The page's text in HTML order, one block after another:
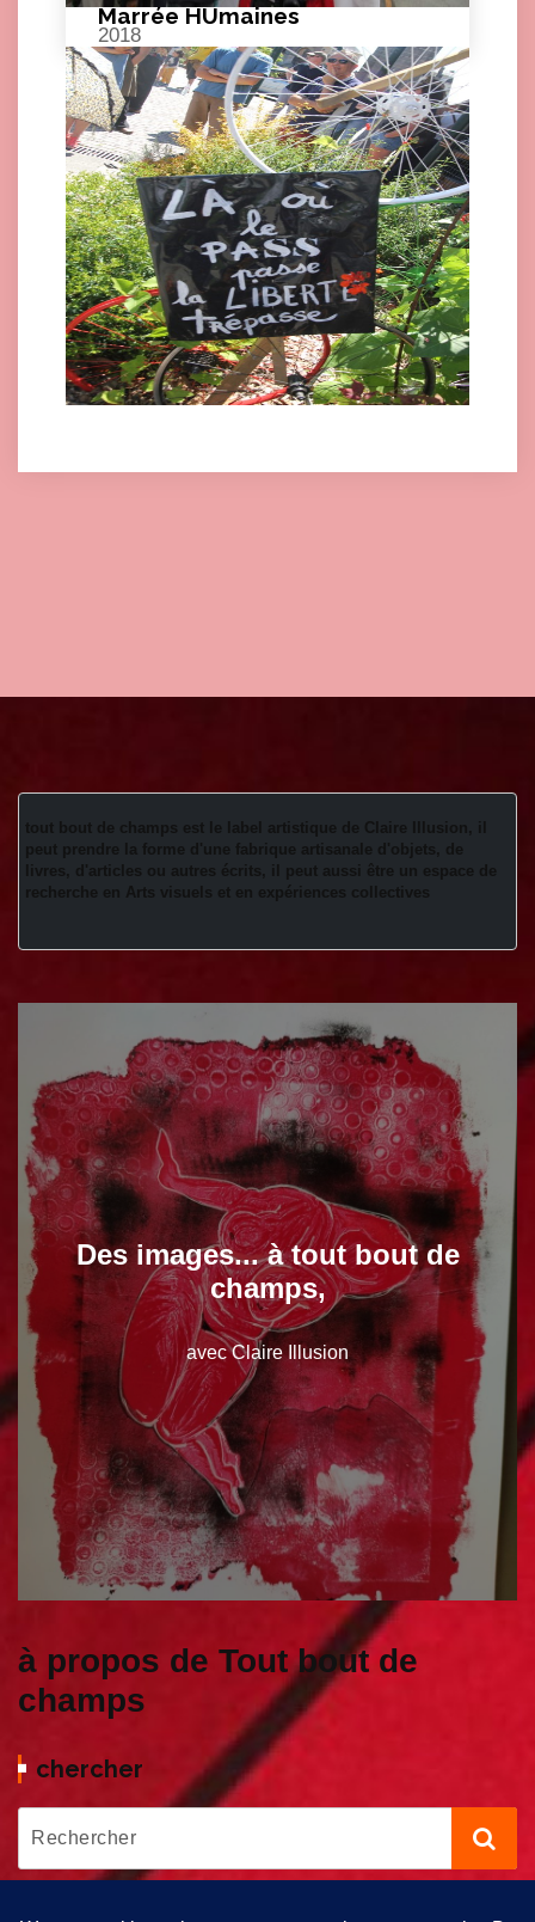
Marrée HUmaines
2018
tout bout de champs est le label artistique de Claire Illusion, il
peut prendre la forme d'une fabrique artisanale d'objets, de
livres, d'articles ou autres écrits, il peut aussi être un espace de
recherche en Arts visuels et en expériences collectives
Des images... à tout bout de
champs,
avec Claire Illusion
à propos de Tout bout de
champs
chercher